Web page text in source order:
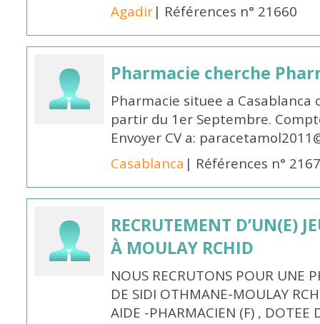
Agadir| Références n° 21660
Pharmacie cherche
Pharmacie situee a
partir du 1er Septembre.
Envoyer CV a:
Casablanca | Références n°
RECRUTEMENT D’UN(E)
À MOULAY RCHID
NOUS RECRUTONS POUR UNE
DE SIDI OTHMANE-MOULAY
AIDE -PHARMACIEN (F) , DOTEE